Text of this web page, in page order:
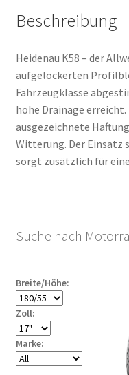
Beschreibung
Heidenau K58 – der
aufgelockerten
Fahrzeugklasse
hohe Drainage
ausgezeichnete
Witterung. Der Einsatz
sorgt zusätzlich für
Suche nach
Breite/Höhe:
Zoll:
Marke: